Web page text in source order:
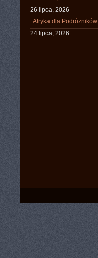
26 lipca, 2026
Afryka dla Podróżników
24 lipca, 2026